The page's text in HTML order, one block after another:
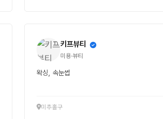
키프뷰티
미용·뷰티
왁싱, 속눈썹
미추홀구